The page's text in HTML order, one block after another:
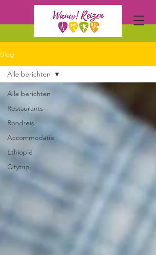
Blog
Alle berichten
Restaurants
Rondreis
Accommodatie
Ethiopië
Citytrip
Alle berichten